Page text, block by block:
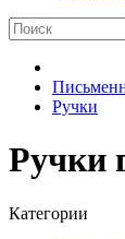
Ручки
Ручки
Категории